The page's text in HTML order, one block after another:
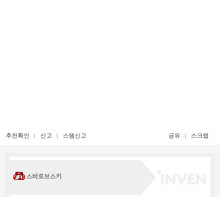
추천확인 신고 스팸신고 공유 스크랩
스바로브스키